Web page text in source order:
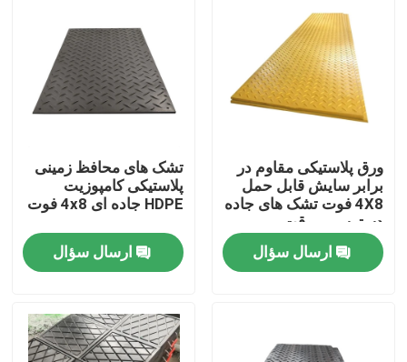
صفحه اصلی
درباره ما
ورق پلاستیکی مقاوم در
برابر سایش قابل حمل
4X8 فوت تشک های جاده
دسترسی موقت
ارسال سؤال
تشک های محافظ زمینی
پلاستیکی کامپوزیت
HDPE جاده ای 4x8 فوت
ارسال سؤال